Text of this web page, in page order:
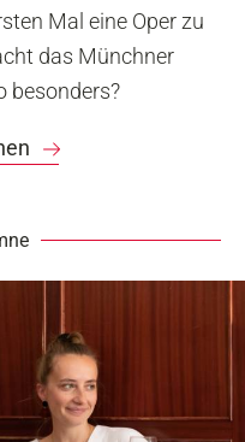
Mal eine Oper zu
das Münchner
besonders?